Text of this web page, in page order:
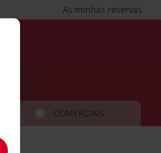
As minhas reservas
COMERCIAIS